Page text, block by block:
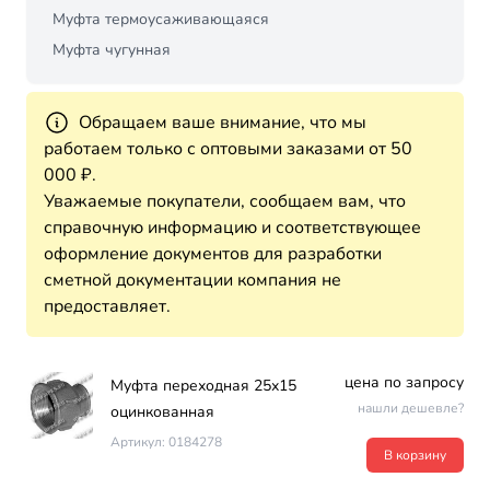
Муфта термоусаживающаяся
Муфта чугунная
Обращаем ваше внимание, что мы
работаем только с оптовыми заказами от 50
000 ₽.
Уважаемые покупатели, сообщаем вам, что
справочную информацию и соответствующее
оформление документов для разработки
сметной документации компания не
предоставляет.
Муфта переходная 25х15
оцинкованная
Артикул: 0184278
цена по запросу
нашли дешевле?
В корзину